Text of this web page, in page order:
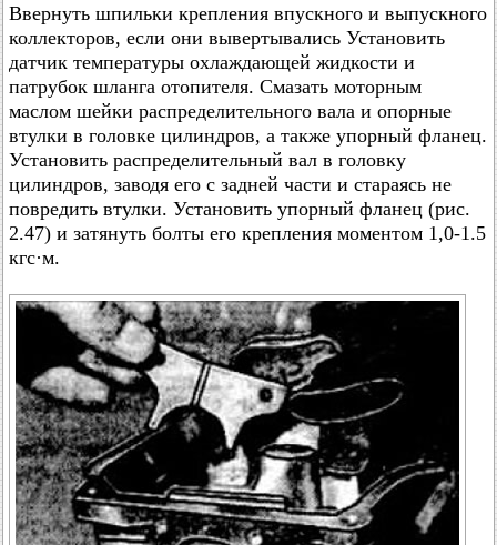
Ввернуть шпильки крепления впускного и выпускного
коллекторов, если они вывертывались Установить
датчик температуры охлаждающей жидкости и
патрубок шланга отопителя. Смазать моторным
маслом шейки распределительного вала и опорные
втулки в головке цилиндров, а также упорный фланец.
Установить распределительный вал в головку
цилиндров, заводя его с задней части и стараясь не
повредить втулки. Установить упорный фланец (рис.
2.47) и затянуть болты его крепления моментом 1,0-1.5
кгс·м.